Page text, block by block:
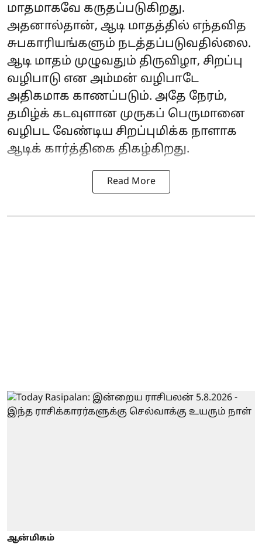
மாதமாகவே கருதப்படுகிறது.
அதனால்தான், ஆடி மாதத்தில் எந்தவித
சுபகாரியங்களும் நடத்தப்படுவதில்லை.
ஆடி மாதம் முழுவதும் திருவிழா, சிறப்பு
வழிபாடு என அம்மன் வழிபாடே
அதிகமாக காணப்படும். அதே நேரம்,
தமிழ்க் கடவுளான முருகப் பெருமானை
வழிபட வேண்டிய சிறப்புமிக்க நாளாக
ஆடிக் கார்த்திகை திகழ்கிறது.
Read More
ஆன்மிகம்